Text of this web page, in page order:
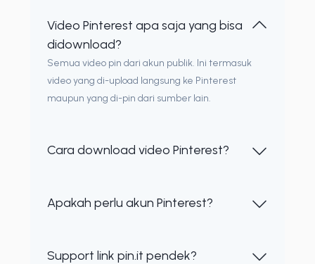
Video Pinterest apa saja yang bisa
didownload?
Semua video pin dari akun publik. Ini termasuk
video yang di-upload langsung ke Pinterest
maupun yang di-pin dari sumber lain.
Cara download video Pinterest?
Apakah perlu akun Pinterest?
Support link pin.it pendek?